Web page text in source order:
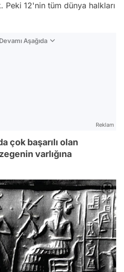
Peki 12'nin tüm dünya halkları
Aşağıda
Reklam
çok başarılı olan
varlığına